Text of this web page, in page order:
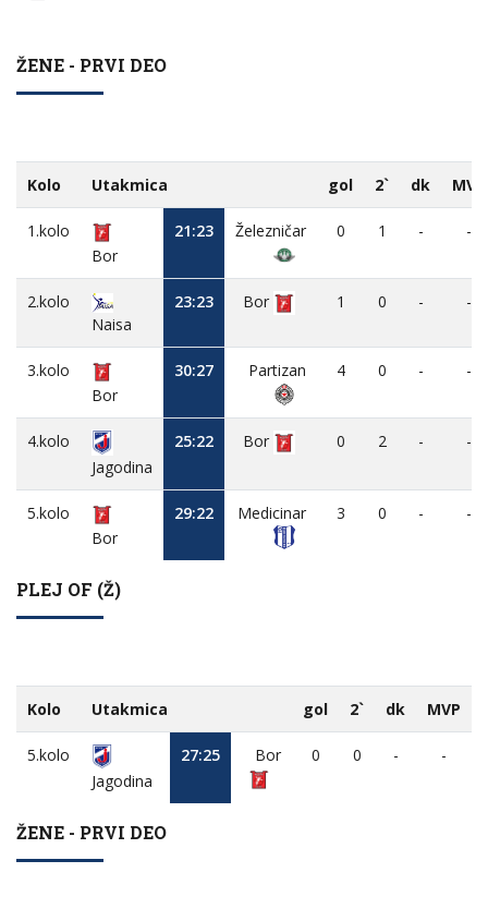
ŽENE - PRVI DEO
Kolo Utakmica gol 2` dk MVP
1.kolo
Bor
21:23 Železničar 0 1 - -
2.kolo
Naisa
23:23 Bor 1 0 - -
3.kolo
Bor
30:27 Partizan 4 0 - -
4.kolo
Jagodina
25:22 Bor 0 2 - -
5.kolo
Bor
29:22 Medicinar 3 0 - -
PLEJ OF (Ž)
Kolo Utakmica gol 2` dk MVP
5.kolo
Jagodina
27:25 Bor 0 0 - -
ŽENE - PRVI DEO